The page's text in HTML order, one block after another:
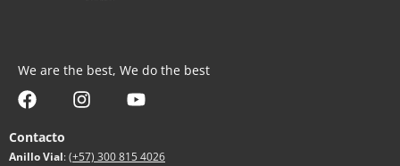
We are the best, We do the best
Contacto
Anillo Vial:(+57) 300 815 4026